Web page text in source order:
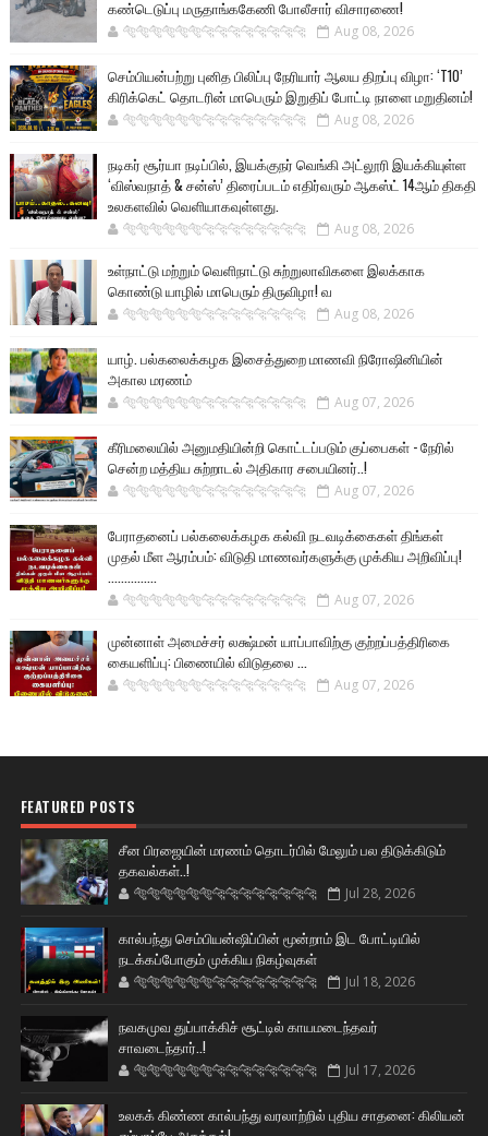
கண்டெடுப்பு மருதாங்ககேணி போலீசார் விசாரணை!
🐅🐅🐅🐅🐅🐅🐆🐆🐆🐆🐆🐆🐆🐆 Aug 08, 2026
செம்பியன்பற்று புனித பிலிப்பு நேரியார் ஆலய திறப்பு விழா: ‘T10’
கிரிக்கெட் தொடரின் மாபெரும் இறுதிப் போட்டி நாளை மறுதினம்!
🐅🐅🐅🐅🐅🐅🐆🐆🐆🐆🐆🐆🐆🐆 Aug 08, 2026
நடிகர் சூர்யா நடிப்பில், இயக்குநர் வெங்கி அட்லூரி இயக்கியுள்ள
‘விஸ்வநாத் & சன்ஸ்’ திரைப்படம் எதிர்வரும் ஆகஸ்ட் 14ஆம் திகதி
உலகளவில் வெளியாகவுள்ளது.
🐅🐅🐅🐅🐅🐅🐆🐆🐆🐆🐆🐆🐆🐆 Aug 08, 2026
உள்நாட்டு மற்றும் வெளிநாட்டு சுற்றுலாவிகளை இலக்காக
கொண்டு யாழில் மாபெரும் திருவிழா! வ
🐅🐅🐅🐅🐅🐅🐆🐆🐆🐆🐆🐆🐆🐆 Aug 08, 2026
யாழ். பல்கலைக்கழக இசைத்துறை மாணவி நிரோஷினியின்
அகால மரணம்
🐅🐅🐅🐅🐅🐅🐆🐆🐆🐆🐆🐆🐆🐆 Aug 07, 2026
கீரிமலையில் அனுமதியின்றி கொட்டப்படும் குப்பைகள் - நேரில்
சென்ற மத்திய சுற்றாடல் அதிகார சபையினர்..!
🐅🐅🐅🐅🐅🐅🐆🐆🐆🐆🐆🐆🐆🐆 Aug 07, 2026
பேராதனைப் பல்கலைக்கழக கல்வி நடவடிக்கைகள் திங்கள்
முதல் மீள ஆரம்பம்: விடுதி மாணவர்களுக்கு முக்கிய அறிவிப்பு!
...............
🐅🐅🐅🐅🐅🐅🐆🐆🐆🐆🐆🐆🐆🐆 Aug 07, 2026
முன்னாள் அமைச்சர் லக்ஷ்மன் யாப்பாவிற்கு குற்றப்பத்திரிகை
கையளிப்பு: பிணையில் விடுதலை ...
🐅🐅🐅🐅🐅🐅🐆🐆🐆🐆🐆🐆🐆🐆 Aug 07, 2026
FEATURED POSTS
சீன பிரஜையின் மரணம் தொடர்பில் மேலும் பல திடுக்கிடும்
தகவல்கள்..!
🐅🐅🐅🐅🐅🐅🐆🐆🐆🐆🐆🐆🐆🐆 Jul 28, 2026
கால்பந்து செம்பியன்ஷிப்பின் மூன்றாம் இட போட்டியில்
நடக்கப்போகும் முக்கிய நிகழ்வுகள்
🐅🐅🐅🐅🐅🐅🐆🐆🐆🐆🐆🐆🐆🐆 Jul 18, 2026
நவகமுவ துப்பாக்கிச் சூட்டில் காயமடைந்தவர்
சாவடைந்தார்..!
🐅🐅🐅🐅🐅🐅🐆🐆🐆🐆🐆🐆🐆🐆 Jul 17, 2026
உலகக் கிண்ண கால்பந்து வரலாற்றில் புதிய சாதனை: கிலியன்